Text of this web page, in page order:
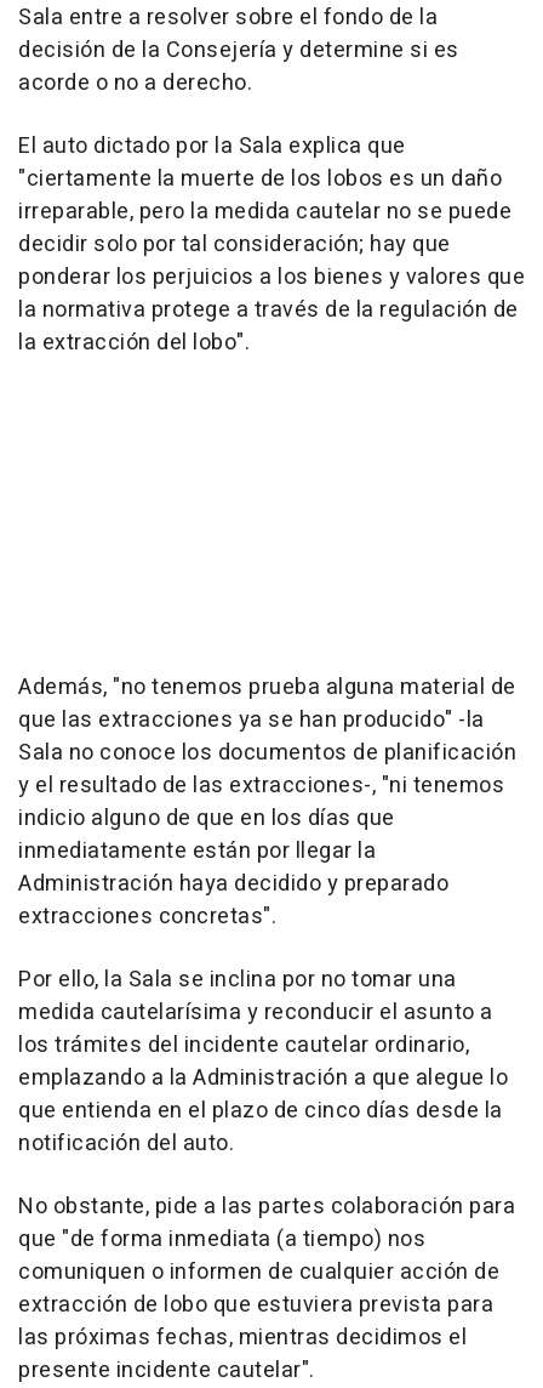
Sala entre a resolver sobre el fondo de la
decisión de la Consejería y determine si es
acorde o no a derecho.
El auto dictado por la Sala explica que
"ciertamente la muerte de los lobos es un daño
irreparable, pero la medida cautelar no se puede
decidir solo por tal consideración; hay que
ponderar los perjuicios a los bienes y valores que
la normativa protege a través de la regulación de
la extracción del lobo".
Además, "no tenemos prueba alguna material de
que las extracciones ya se han producido" -la
Sala no conoce los documentos de planificación
y el resultado de las extracciones-, "ni tenemos
indicio alguno de que en los días que
inmediatamente están por llegar la
Administración haya decidido y preparado
extracciones concretas".
Por ello, la Sala se inclina por no tomar una
medida cautelarísima y reconducir el asunto a
los trámites del incidente cautelar ordinario,
emplazando a la Administración a que alegue lo
que entienda en el plazo de cinco días desde la
notificación del auto.
No obstante, pide a las partes colaboración para
que "de forma inmediata (a tiempo) nos
comuniquen o informen de cualquier acción de
extracción de lobo que estuviera prevista para
las próximas fechas, mientras decidimos el
presente incidente cautelar".